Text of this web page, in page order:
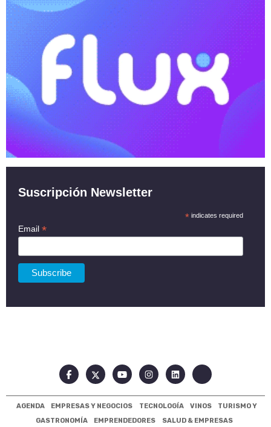
Suscripción Newsletter
* indicates required
Email *
AGENDA EMPRESAS Y NEGOCIOS TECNOLOGÍA VINOS
TURISMO Y
GASTRONOMÍA
EMPRENDEDORES SALUD & EMPRESAS